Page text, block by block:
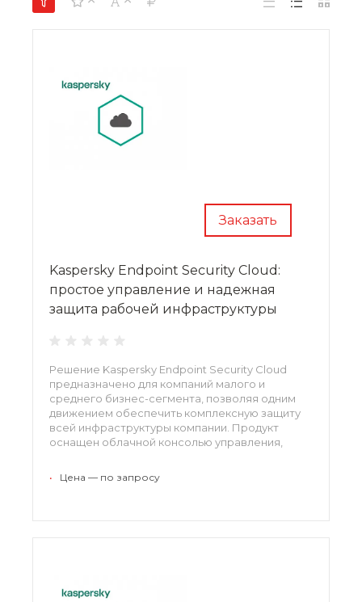
Заказать
Kaspersky Endpoint Security Cloud:
простое управление и надежная
защита рабочей инфраструктуры
Решение Kaspersky Endpoint Security Cloud
предназначено для компаний малого и
среднего бизнес-сегмента, позволяя одним
движением обеспечить комплексную защиту
всей инфраструктуры компании. Продукт
оснащен облачной консолью управления,
надежностью защиты.
• Цена — по запросу